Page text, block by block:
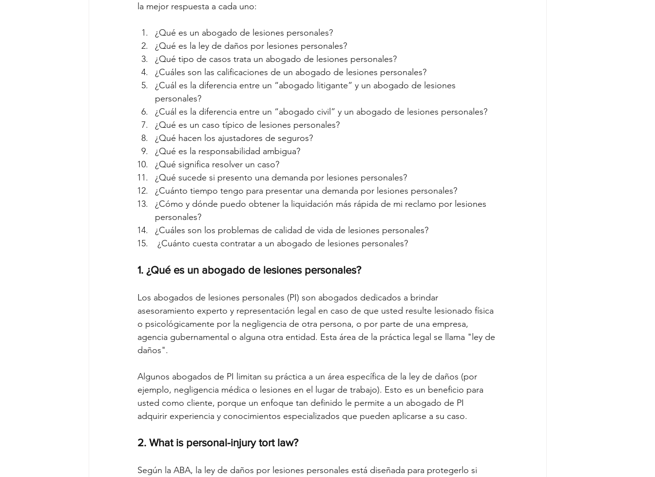
la mejor respuesta a cada uno:
¿Qué es un abogado de lesiones personales?
¿Qué es la ley de daños por lesiones personales?
¿Qué tipo de casos trata un abogado de lesiones personales?
¿Cuáles son las calificaciones de un abogado de lesiones personales?
¿Cuál es la diferencia entre un “abogado litigante” y un abogado de lesiones
personales?
¿Cuál es la diferencia entre un “abogado civil” y un abogado de lesiones personales?
¿Qué es un caso típico de lesiones personales?
¿Qué hacen los ajustadores de seguros?
¿Qué es la responsabilidad ambigua?
¿Qué significa resolver un caso?
¿Qué sucede si presento una demanda por lesiones personales?
¿Cuánto tiempo tengo para presentar una demanda por lesiones personales?
¿Cómo y dónde puedo obtener la liquidación más rápida de mi reclamo por lesiones
personales?
¿Cuáles son los problemas de calidad de vida de lesiones personales?
¿Cuánto cuesta contratar a un abogado de lesiones personales?
1. ¿Qué es un abogado de lesiones personales?
Los abogados de lesiones personales (PI) son abogados dedicados a brindar
asesoramiento experto y representación legal en caso de que usted resulte lesionado física
o psicológicamente por la negligencia de otra persona, o por parte de una empresa,
agencia gubernamental o alguna otra entidad. Esta área de la práctica legal se llama "ley de
daños".
Algunos abogados de PI limitan su práctica a un área específica de la ley de daños (por
ejemplo, negligencia médica o lesiones en el lugar de trabajo). Esto es un beneficio para
usted como cliente, porque un enfoque tan definido le permite a un abogado de PI
adquirir experiencia y conocimientos especializados que pueden aplicarse a su caso.
2. What is personal-injury tort law?
Según la ABA, la ley de daños por lesiones personales está diseñada para protegerlo si